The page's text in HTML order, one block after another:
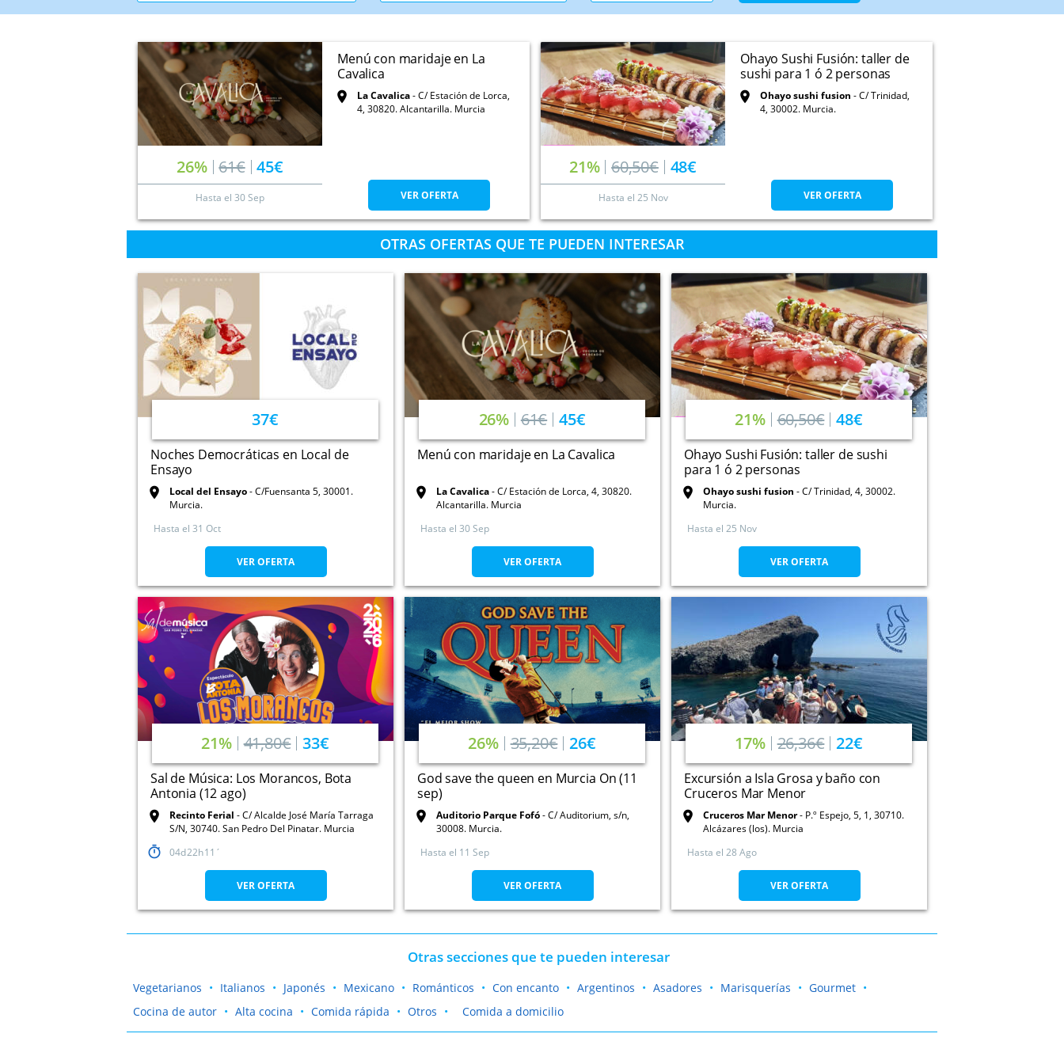
26% 61€ 45€
Menú con maridaje en La
Cavalica
La Cavalica C/ Estación de Lorca,
4, 30820. Alcantarilla. Murcia
Hasta el 30 Sep VER OFERTA
21% 60,50€ 48€
Ohayo Sushi Fusión: taller de
sushi para 1 ó 2 personas
Ohayo sushi fusion
C/ Trinidad,
4, 30002. Murcia.
Hasta el 25 Nov VER OFERTA
OTRAS OFERTAS QUE TE PUEDEN INTERESAR
37€
Noches Democráticas en Local de
Ensayo
Local del Ensayo C/Fuensanta 5, 30001.
Murcia.
Hasta el 31 Oct
VER OFERTA
26% 61€ 45€
Menú con maridaje en La Cavalica
La Cavalica C/ Estación de Lorca, 4, 30820.
Alcantarilla. Murcia
Hasta el 30 Sep
VER OFERTA
21% 60,50€ 48€
Ohayo Sushi Fusión: taller de sushi
para 1 ó 2 personas
Ohayo sushi fusion
C/ Trinidad, 4, 30002.
Murcia.
Hasta el 25 Nov
VER OFERTA
21% 41,80€ 33€
Sal de Música: Los Morancos, Bota
Antonia (12 ago)
Recinto Ferial
C/ Alcalde José María Tarraga
S/N, 30740. San Pedro Del Pinatar. Murcia
04 22 11
VER OFERTA
26% 35,20€ 26€
God save the queen en Murcia On (11
sep)
Auditorio Parque Fofó C/ Auditorium, s/n,
30008. Murcia.
Hasta el 11 Sep
VER OFERTA
17% 26,36€ 22€
Excursión a Isla Grosa y baño con
Cruceros Mar Menor
Cruceros Mar Menor
P.º Espejo, 5, 1, 30710.
Alcázares (los). Murcia
Hasta el 28 Ago
VER OFERTA
Otras secciones que te pueden interesar
Vegetarianos Italianos Japonés Mexicano Románticos Con encanto Argentinos Asadores Marisquerías
Gourmet
Cocina de autor
Alta cocina Comida rápida Otros Comida a domicilio